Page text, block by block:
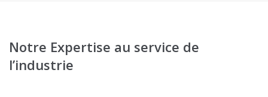
Notre Expertise au service de
l’industrie